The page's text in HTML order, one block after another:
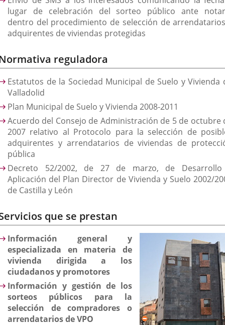
lugar de celebración del sorteo público ante
dentro del procedimiento de selección de
adquirentes de viviendas protegidas
reguladora
Estatutos de la Sociedad Municipal de Suelo y Vivienda
Valladolid
Plan Municipal de Suelo y Vivienda 2008-2011
Acuerdo del Consejo de Administración de 5 de octubre
2007 relativo al Protocolo para la selección de
adquirentes y arrendatarios de viviendas de
pública
Decreto 52/2002, de 27 de marzo, de
Aplicación del Plan Director de Vivienda y Suelo 2002/
de Castilla y León
que se prestan
Información general y
especializada en materia de
vivienda dirigida a los
ciudadanos y promotores
Información y gestión de los
sorteos públicos para la
selección de compradores o
arrendatarios de VPO